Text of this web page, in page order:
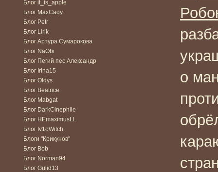
Блог it_is_apple
Блог MaxCady
Блог Petr
Блог Lirik
Блог Артура Сумарокова
Блог NaObi
Блог Пегий пес Александр
Блог Irina15
Блог Oldys
Блог Beatrice
Блог Mabgat
Блог DarkCinephile
Блог HEmaximusLL
Блог Iv1oWitch
Блоги "Крикунов"
Блог Bob
Блог Norman94
Блог Gulid13
о